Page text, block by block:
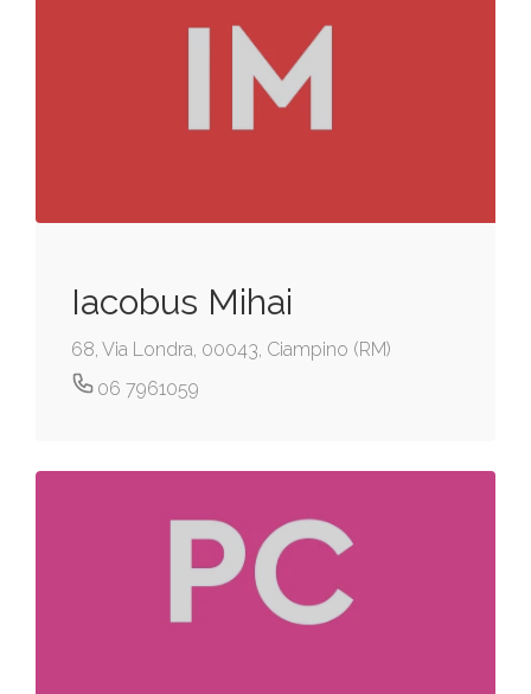
Iacobus Mihai
68, Via Londra, 00043, Ciampino (RM)
06 7961059